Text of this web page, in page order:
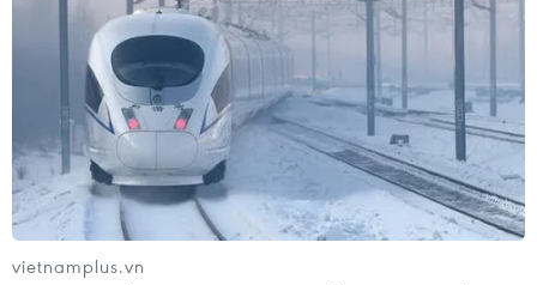
vietnamplus.vn